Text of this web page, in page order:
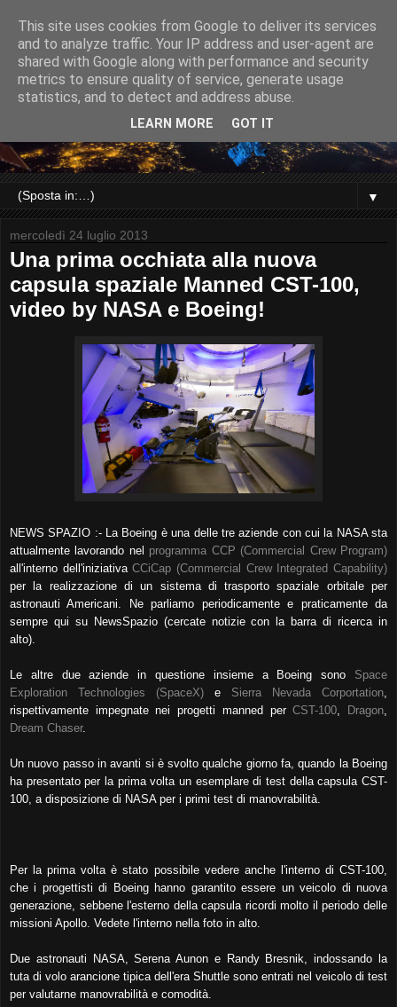
▼
mercoledì 24 luglio 2013
Una prima occhiata alla nuova
capsula spaziale Manned CST-100,
video by NASA e Boeing!
NEWS SPAZIO :- La Boeing è una delle tre aziende con cui la NASA sta
attualmente lavorando nel programma CCP (Commercial Crew Program)
all'interno dell'iniziativaCCiCap (Commercial Crew Integrated Capability)
per la realizzazione di un sistema di trasporto spaziale orbitale per
astronauti Americani. Ne parliamo periodicamente e praticamente da
sempre qui su NewsSpazio (cercate notizie con la barra di ricerca in
alto).
Le altre due aziende in questione insieme a Boeing sono Space
Exploration Technologies (SpaceX) e Sierra Nevada Corportation
rispettivamente impegnate nei progetti manned perCST-100 Dragon
Dream Chaser.
Un nuovo passo in avanti si è svolto qualche giorno fa, quando la Boeing
ha presentato per la prima volta un esemplare di test della capsula CST-
100, a disposizione di NASA per i primi test di manovrabilità.
Per la prima volta è stato possibile vedere anche l'interno di CST-100,
che i progettisti di Boeing hanno garantito essere un veicolo di nuova
generazione, sebbene l'esterno della capsula ricordi molto il periodo delle
missioni Apollo. Vedete l'interno nella foto in alto.
Due astronauti NASA, Serena Aunon e Randy Bresnik, indossando la
tuta di volo arancione tipica dell'era Shuttle sono entrati nel veicolo di test
per valutarne manovrabilità e comodità.
This site uses cookies from Google to deliver its services
and to analyze traffic. Your IP address and user-agent are
shared with Google along with performance and security
metrics to ensure quality of service, generate usage
statistics, and to detect and address abuse.
LEARN MORE GOT IT